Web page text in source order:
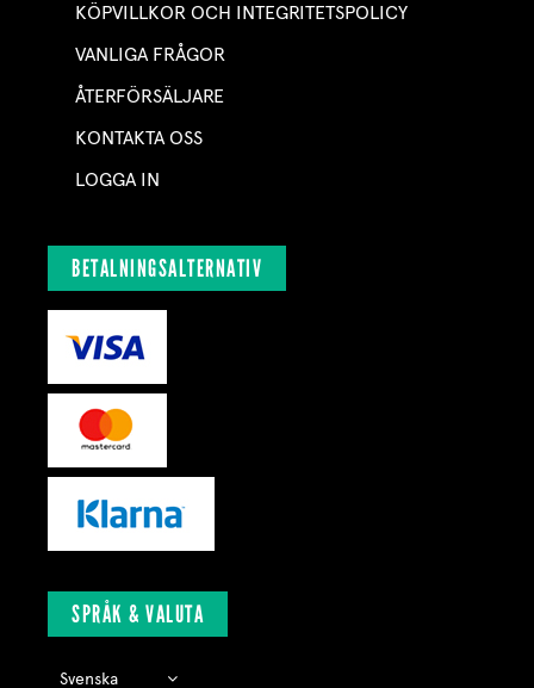
KÖPVILLKOR OCH INTEGRITETSPOLICY
VANLIGA FRÅGOR
ÅTERFÖRSÄLJARE
KONTAKTA OSS
LOGGA IN
BETALNINGSALTERNATIV
SPRÅK & VALUTA